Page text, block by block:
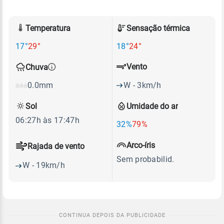
Temperatura
17°29°
Sensação térmica
18°24°
Chuva
0.0mm
Umidade do ar
32%79%
Vento
W - 3km/h
Rajada de vento
W - 19km/h
Sol
06:27h às 17:47h
Arco-íris
Sem probabilid.